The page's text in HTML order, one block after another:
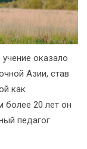
оказало
Азии, став
как
более 20 лет он
педагог